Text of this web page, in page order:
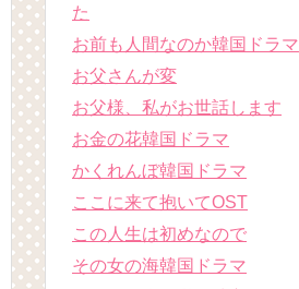
た
お前も人間なのか韓国ドラマ
お父さんが変
お父様、私がお世話します
お金の花韓国ドラマ
かくれんぼ韓国ドラマ
ここに来て抱いてOST
この人生は初めなので
その女の海韓国ドラマ